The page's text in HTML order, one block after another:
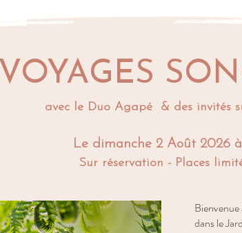
VOYAGES
avec le Duo Agapé & des invités
Le dimanche 2 Août 2026 à
Sur réservation - Places
Bienvenue
dans le